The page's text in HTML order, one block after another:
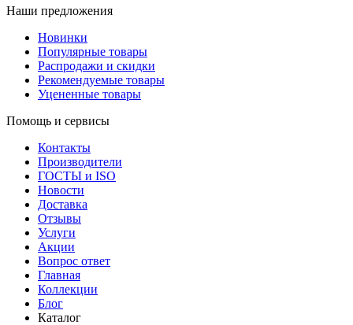
Наши предложения
Новинки
Популярные товары
Распродажи и скидки
Рекомендуемые товары
Уцененные товары
Помощь и сервисы
Контакты
Производители
ГОСТЫ и ISO
Новости
Доставка
Отзывы
Услуги
Акции
Вопрос ответ
Главная
Коллекции
Блог
Каталог